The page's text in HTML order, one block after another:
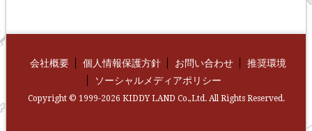
会社概要 個人情報保護方針 お問い合わせ
推奨環境
ソーシャルメディアポリシー
Copyright © 1999-2026 KIDDY LAND Co.,Ltd. All Rights Reserved.